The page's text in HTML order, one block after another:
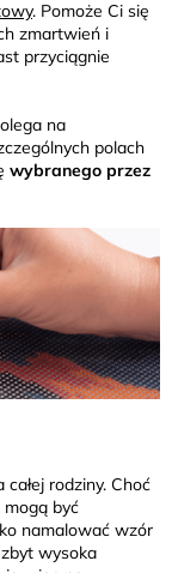
. Pomoże Ci się
zmartwień i
przyciągnie
na
polach
wybranego przez
rodziny. Choć
być
namalować wzór
wysoka